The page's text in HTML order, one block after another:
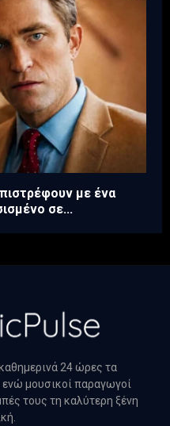
με ένα
σε...
24 ώρες τα
μουσικοί παραγωγοί
τους τη καλύτερη ξένη